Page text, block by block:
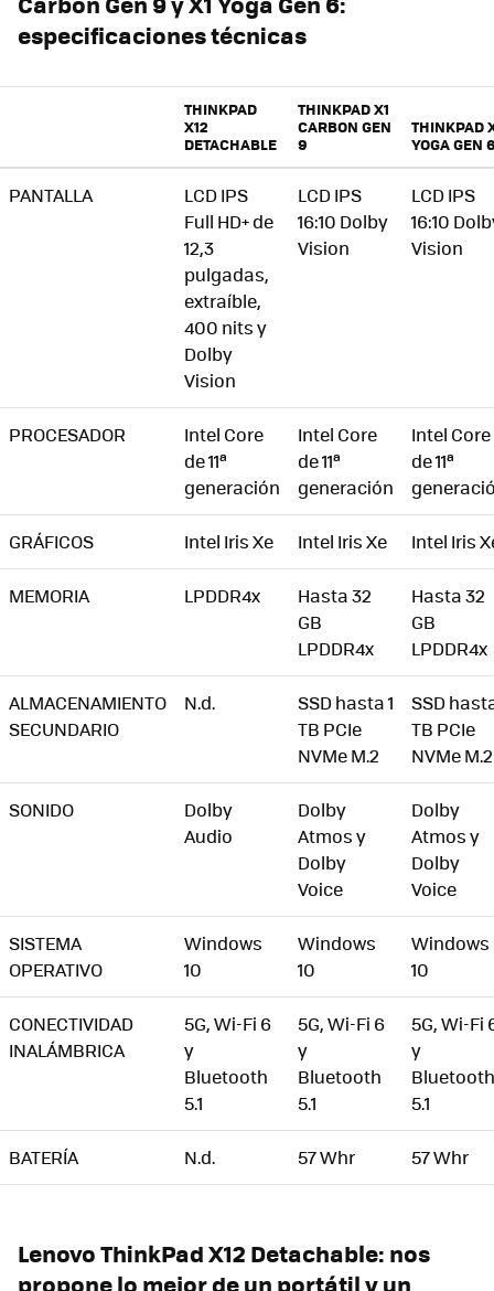
especificaciones técnicas
THINKPAD
X12
DETACHABLE
THINKPAD X1
CARBON GEN
9
THINKPAD
YOGA GEN
PANTALLA
LCD IPS
Full HD+ de
12,3
pulgadas,
extraíble,
400 nits y
Dolby
Vision
LCD IPS
16:10 Dolby
Vision
LCD IPS
16:10
Vision
PROCESADOR
Intel Core
de 11ª
generación
Intel Core
de 11ª
generación
Intel Core
de 11ª
GRÁFICOS Intel Iris Xe Intel Iris Xe Intel Iris
MEMORIA LPDDR4x
Hasta 32
GB
LPDDR4x
Hasta 32
GB
LPDDR4x
ALMACENAMIENTO
SECUNDARIO
N.d.
SSD hasta 1
TB PCIe
NVMe M.2
SSD
TB PCIe
NVMe M.2
SONIDO
Dolby
Audio
Dolby
Atmos y
Dolby
Voice
Dolby
Atmos y
Dolby
Voice
SISTEMA
OPERATIVO
Windows
10
Windows
10
Windows
10
CONECTIVIDAD
INALÁMBRICA
5G, Wi-Fi 6
y
Bluetooth
5.1
5G, Wi-Fi 6
y
Bluetooth
5.1
5G, Wi-Fi
y
Bluetooth
5.1
BATERÍA N.d. 57 Whr 57 Whr
Lenovo ThinkPad X12 Detachable: nos